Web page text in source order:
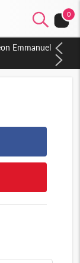
0
Emmanuel